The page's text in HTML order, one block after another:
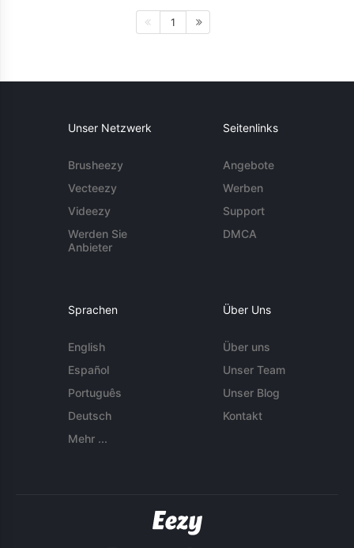
1
Unser Netzwerk
Brusheezy
Vecteezy
Videezy
Werden Sie
Anbieter
Seitenlinks
Angebote
Werben
Support
DMCA
Sprachen
English
Español
Português
Deutsch
Mehr ...
Über Uns
Über uns
Unser Team
Unser Blog
Kontakt